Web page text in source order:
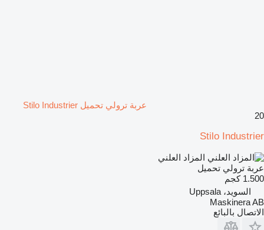
عربة ترولي تحميل Stilo Industrier
20
Stilo Industrier
المزاد العلني
عربة ترولي تحميل
1.500 كجم
السويد، Uppsala
Maskinera AB
الاتصال بالبائع